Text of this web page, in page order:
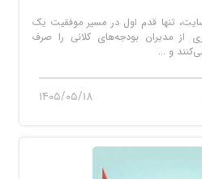
تنها قدم اول در مسیر موفقیت یک
از مدیران بودجه‌های کلانی را صرف
و ...
۱۴۰۵/۰۵/۱۸